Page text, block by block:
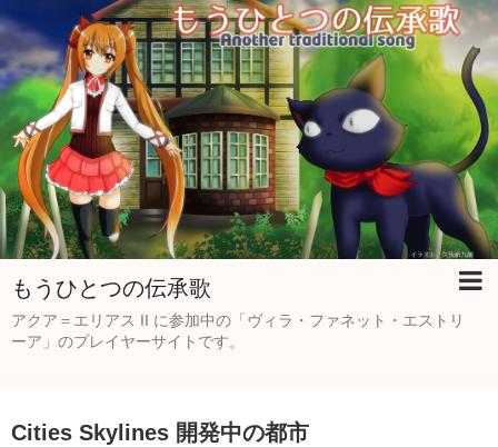
もうひとつの伝承歌
アクア＝エリアス II に参加中の「ヴィラ・ファネット・エストリ
ーア」のプレイヤーサイトです。
Cities Skylines 開発中の都市